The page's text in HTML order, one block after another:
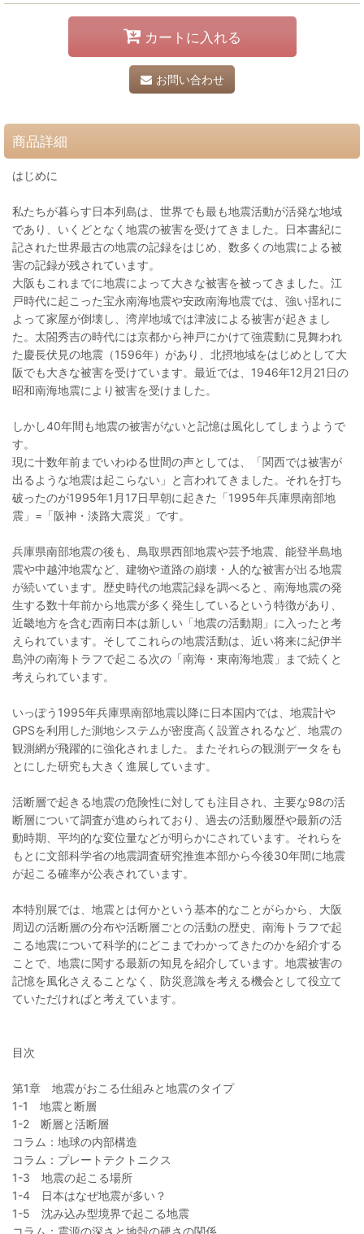
カートに入れる
お問い合わせ
商品詳細
はじめに
私たちが暮らす日本列島は、世界でも最も地震活動が活発な地域
であり、いくどとなく地震の被害を受けてきました。日本書紀に
記された世界最古の地震の記録をはじめ、数多くの地震による被
害の記録が残されています。
大阪もこれまでに地震によって大きな被害を被ってきました。江
戸時代に起こった宝永南海地震や安政南海地震では、強い揺れに
よって家屋が倒壊し、湾岸地域では津波による被害が起きまし
た。太閤秀吉の時代には京都から神戸にかけて強震動に見舞われ
た慶長伏見の地震（1596年）があり、北摂地域をはじめとして大
阪でも大きな被害を受けています。最近では、1946年12月21日の
昭和南海地震により被害を受けました。
しかし40年間も地震の被害がないと記憶は風化してしまうようで
す。
現に十数年前までいわゆる世間の声としては、「関西では被害が
出るような地震は起こらない」と言われてきました。それを打ち
破ったのが1995年1月17日早朝に起きた「1995年兵庫県南部地
震」=「阪神・淡路大震災」です。
兵庫県南部地震の後も、鳥取県西部地震や芸予地震、能登半島地
震や中越沖地震など、建物や道路の崩壊・人的な被害が出る地震
が続いています。歴史時代の地震記録を調べると、南海地震の発
生する数十年前から地震が多く発生しているという特徴があり、
近畿地方を含む西南日本は新しい「地震の活動期」に入ったと考
えられています。そしてこれらの地震活動は、近い将来に紀伊半
島沖の南海トラフで起こる次の「南海・東南海地震」まで続くと
考えられています。
いっぽう1995年兵庫県南部地震以降に日本国内では、地震計や
GPSを利用した測地システムが密度高く設置されるなど、地震の
観測網が飛躍的に強化されました。またそれらの観測データをも
とにした研究も大きく進展しています。
活断層で起きる地震の危険性に対しても注目され、主要な98の活
断層について調査が進められており、過去の活動履歴や最新の活
動時期、平均的な変位量などが明らかにされています。それらを
もとに文部科学省の地震調査研究推進本部から今後30年間に地震
が起こる確率が公表されています。
本特別展では、地震とは何かという基本的なことがらから、大阪
周辺の活断層の分布や活断層ごとの活動の歴史、南海トラフで起
こる地震について科学的にどこまでわかってきたのかを紹介する
ことで、地震に関する最新の知見を紹介しています。地震被害の
記憶を風化さえることなく、防災意識を考える機会として役立て
ていただければと考えています。
目次
第1章 地震がおこる仕組みと地震のタイプ
1-1 地震と断層
1-2 断層と活断層
コラム：地球の内部構造
コラム：プレートテクトニクス
1-3 地震の起こる場所
1-4 日本はなぜ地震が多い？
1-5 沈み込み型境界で起こる地震
コラム：震源の深さと地殻の硬さの関係